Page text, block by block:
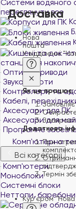
Системи водяного
переглянути все
станції для
Оптичні приводи
Звукові карти
Контролери та
Кабелі,
Аксесуари для ПК
Аксесуари для
Програмне
Комп'ютерна
Всі категорії
Комп'ютери
Моноблоки
Системні блоки
Неттопи,
Доставка
У відділенні
Як це працює:
Додаткова
При
Термін
Кур'єром